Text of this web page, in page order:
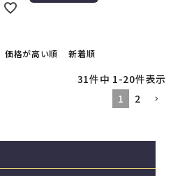
価格が高い順 新着順
31件中 1-20件表示
1
2